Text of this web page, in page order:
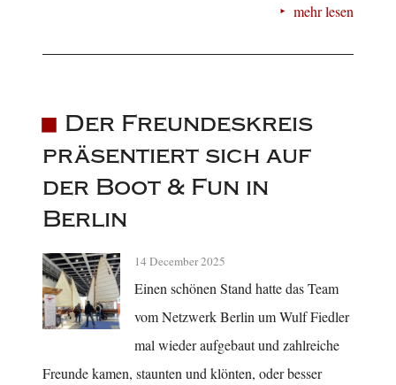
mehr lesen
Der Freundeskreis
präsentiert sich auf
der Boot & Fun in
Berlin
14 December 2025
Einen schönen Stand hatte das Team
vom Netzwerk Berlin um Wulf Fiedler
mal wieder aufgebaut und zahlreiche
Freunde kamen, staunten und klönten, oder besser